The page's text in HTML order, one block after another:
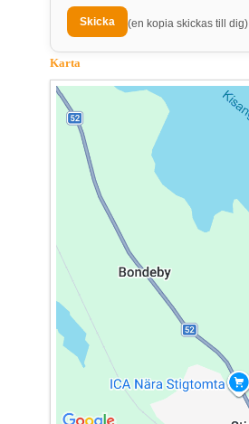
(en kopia skickas till dig)
Karta